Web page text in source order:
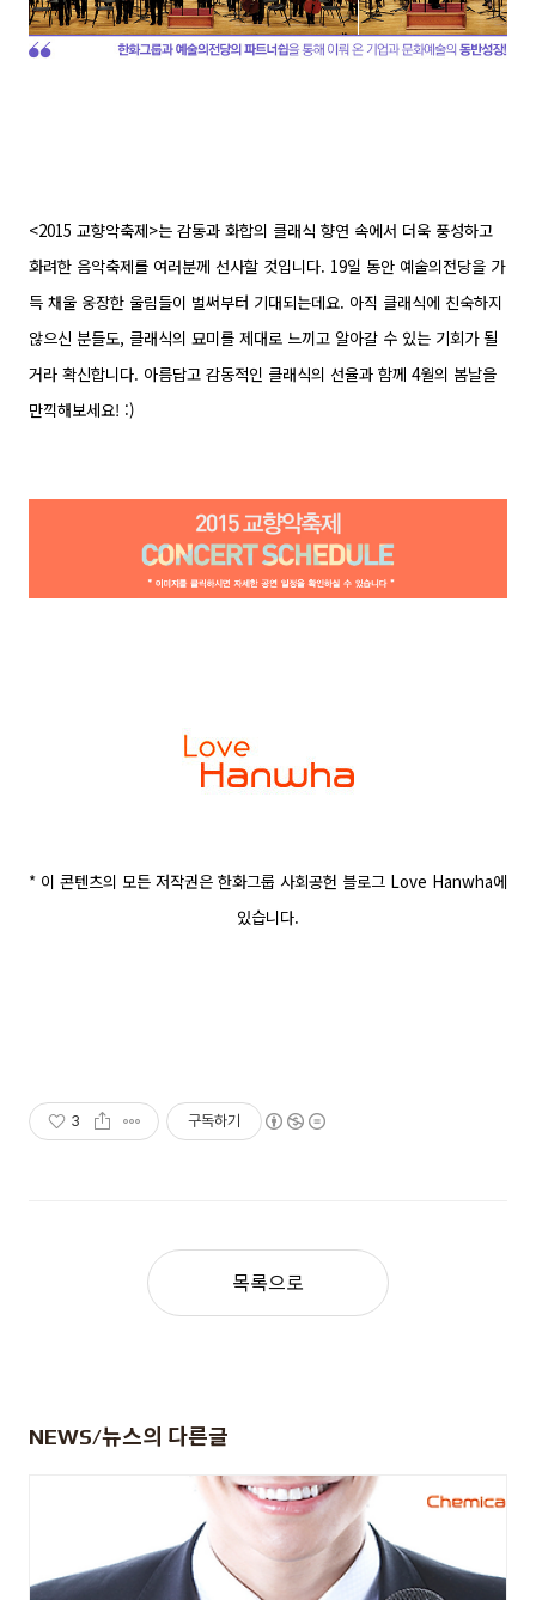
<2015 교향악축제>는 감동과 화합의 클래식 향연 속에서 더욱 풍성하고
화려한 음악축제를 여러분께 선사할 것입니다. 19일 동안 예술의전당을 가
득 채울 웅장한 울림들이 벌써부터 기대되는데요. 아직 클래식에 친숙하지
않으신 분들도, 클래식의 묘미를 제대로 느끼고 알아갈 수 있는 기회가 될
거라 확신합니다. 아름답고 감동적인 클래식의 선율과 함께 4월의 봄날을
만끽해보세요! :)
* 이 콘텐츠의 모든 저작권은 한화그룹 사회공헌 블로그 Love Hanwha에
있습니다.
3 구독하기
목록으로
NEWS/뉴스의 다른글